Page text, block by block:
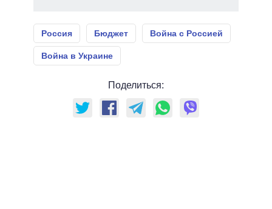
Россия Бюджет Война с Россией
Война в Украине
Поделиться: